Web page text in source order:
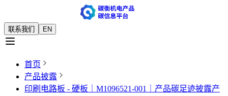
联系我们 EN
首页
产品披露
印刷电路板 - 硬板｜M1096521-001｜产品碳足迹披露产